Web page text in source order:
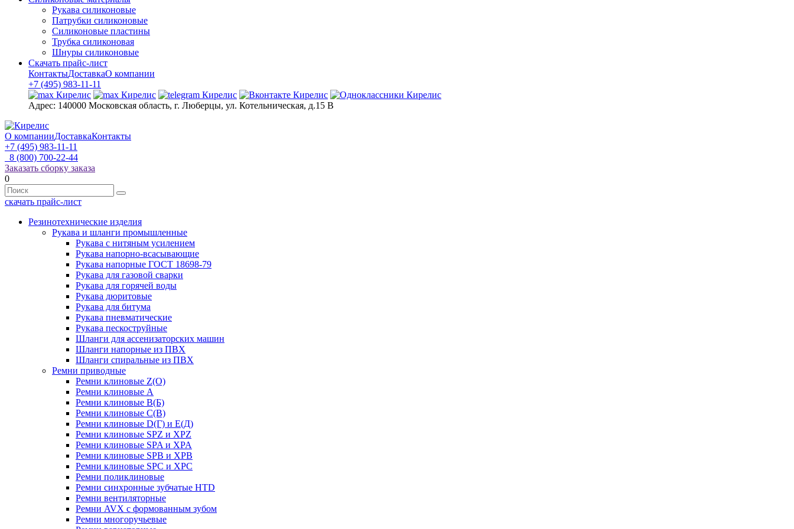
Рукава силиконовые
Патрубки силиконовые
Силиконовые пластины
Трубка силиконовая
Шнуры силиконовые
Скачать прайс-лист
КонтактыДоставкаО компании
+7 (495) 983-11-11
Адрес: 140000 Московская область, г. Люберцы, ул. Котельническая, д.15 В
О компанииДоставкаКонтакты
+7 (495) 983-11-11
8 (800) 700-22-44
Заказать сборку заказа
0
скачать прайс-лист
Резинотехнические изделия
Рукава и шланги промышленные
Рукава с нитяным усилением
Рукава напорно-всасывающие
Рукава напорные ГОСТ 18698-79
Рукава для газовой сварки
Рукава для горячей воды
Рукава дюритовые
Рукава для битума
Рукава пневматические
Рукава пескоструйные
Шланги для ассенизаторских машин
Шланги напорные из ПВХ
Шланги спиральные из ПВХ
Ремни приводные
Ремни клиновые Z(О)
Ремни клиновые А
Ремни клиновые В(Б)
Ремни клиновые С(В)
Ремни клиновые D(Г) и Е(Д)
Ремни клиновые SPZ и XPZ
Ремни клиновые SPA и XPA
Ремни клиновые SPB и XPB
Ремни клиновые SPC и XPC
Ремни поликлиновые
Ремни синхронные зубчатые HTD
Ремни вентиляторные
Ремни AVX с формованным зубом
Ремни многоручьевые